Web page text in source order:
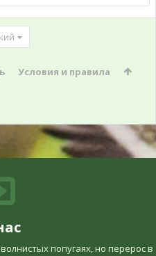
Условия и правила
попугаях, но перерос в